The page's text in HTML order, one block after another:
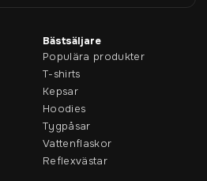
Bästsäljare
Populära produkter
T-shirts
Kepsar
Hoodies
Tygpåsar
Vattenflaskor
Reflexvästar